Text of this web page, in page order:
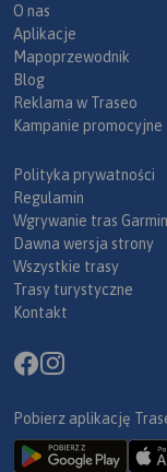
O nas
Aplikacje
Mapoprzewodnik
Blog
Reklama w Traseo
Kampanie promocyjne
Polityka prywatności
Regulamin
Wgrywanie tras Garmin
Dawna wersja strony
Wszystkie trasy
Trasy turystyczne
Kontakt
Pobierz aplikację